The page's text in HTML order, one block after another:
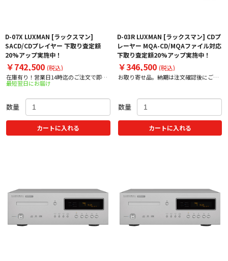
D-07X LUXMAN [ラックスマン]
SACD/CDプレイヤー 下取り査定額
20%アップ実施中！
￥742,500 (税込)
在庫有り！営業日14時迄のご注文で即日
出荷！
最短翌日にお届け
数量
カートに入れる
D-03R LUXMAN [ラックスマン] CDプ
レーヤー MQA-CD/MQAファイル対応
下取り査定額20%アップ実施中！
￥346,500 (税込)
お取り寄せ品。納期は注文確認後にご案
数量
カートに入れる